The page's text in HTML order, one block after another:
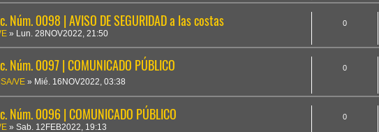
Núm. 0098 | AVISO DE SEGURIDAD a las costas
» Lun. 28NOV2022, 21:50
0
Núm. 0097 | COMUNICADO PÚBLICO
VE » Mié. 16NOV2022, 03:38
0
Núm. 0096 | COMUNICADO PÚBLICO
» Sab. 12FEB2022, 19:13
0